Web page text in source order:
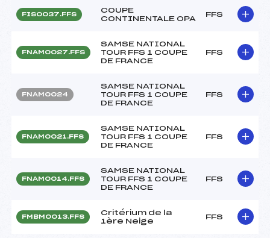
FIS0037.FFS
COUPE
CONTINENTALE OPA
FFS
FNAM0027.FFS
SAMSE NATIONAL
TOUR FFS 1 COUPE
DE FRANCE
FFS
FNAM0024
SAMSE NATIONAL
TOUR FFS 1 COUPE
DE FRANCE
FFS
FNAM0021.FFS
SAMSE NATIONAL
TOUR FFS 1 COUPE
DE FRANCE
FFS
FNAM0014.FFS
SAMSE NATIONAL
TOUR FFS 1 COUPE
DE FRANCE
FFS
FMBM0013.FFS
Critérium de la
1ère Neige
FFS